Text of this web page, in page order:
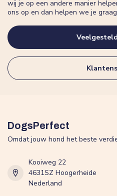
wij je op een andere manier
ons op en dan helpen we je
DogsPerfect
Omdat jouw hond het beste
Kooiweg 22
4631SZ Hoogerheide
Nederland